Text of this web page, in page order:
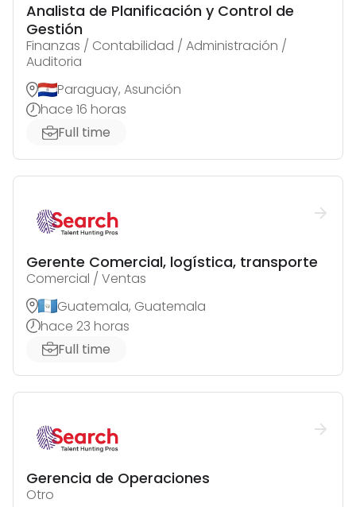
Analista de Planificación y Control de
Gestión
Finanzas / Contabilidad / Administración /
Auditoria
Paraguay, Asunción
hace 16 horas
Full time
Gerente Comercial, logística, transporte
Comercial / Ventas
Guatemala, Guatemala
hace 23 horas
Full time
Gerencia de Operaciones
Otro